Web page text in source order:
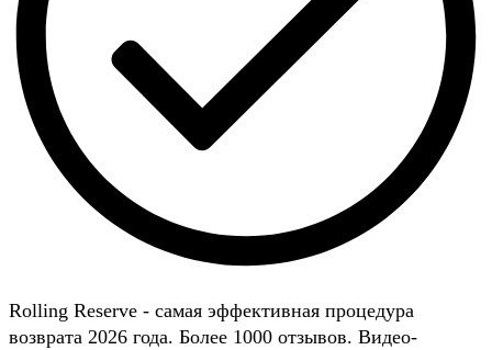
Rolling Reserve - самая эффективная процедура
возврата 2026 года. Более 1000 отзывов. Видео-